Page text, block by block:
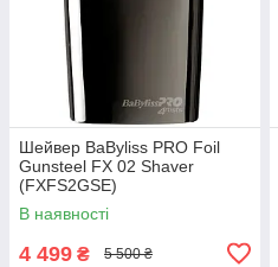
Шейвер BaByliss PRO Foil
Gunsteel FX 02 Shaver
(FXFS2GSE)
В наявності
4 499 ₴ 5 500 ₴